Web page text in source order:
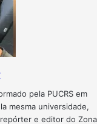
pela PUCRS em
mesma universidade,
e editor do Zona